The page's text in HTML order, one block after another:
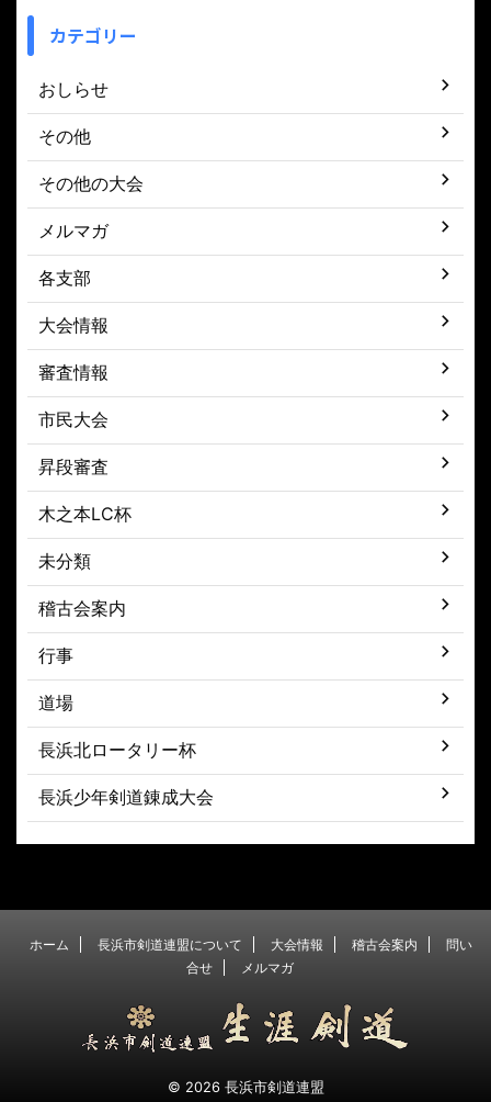
カテゴリー
おしらせ
その他
その他の大会
メルマガ
各支部
大会情報
審査情報
市民大会
昇段審査
木之本LC杯
未分類
稽古会案内
行事
道場
長浜北ロータリー杯
長浜少年剣道錬成大会
ホーム 長浜市剣道連盟について 大会情報 稽古会案内
問い
合せ
メルマガ
© 2026 長浜市剣道連盟